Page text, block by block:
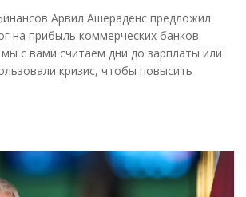
Арвил Ашераденс предложил
на прибыль коммерческих банков.
с вами считаем дни до зарплаты или
кризис, чтобы повысить